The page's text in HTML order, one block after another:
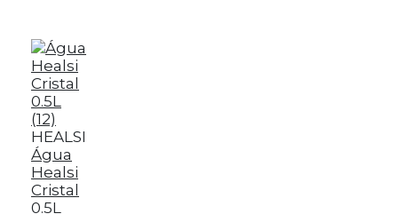
HEALSI
Água
Healsi
Cristal
0.5L